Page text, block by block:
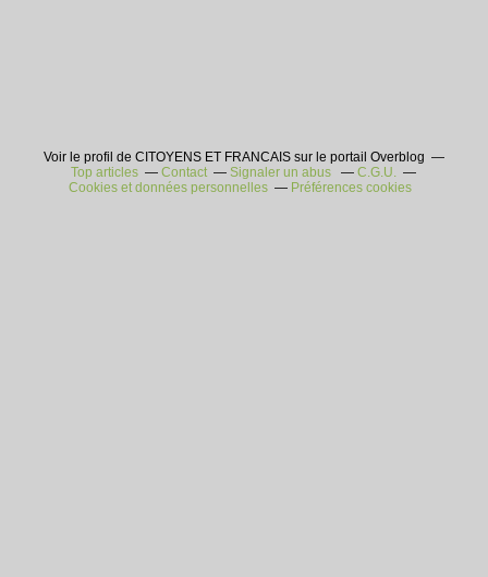
Voir le profil de CITOYENS ET FRANCAIS sur le portail Overblog
Top articles
Contact Signaler un abus
C.G.U.
Cookies et données personnelles
Préférences cookies